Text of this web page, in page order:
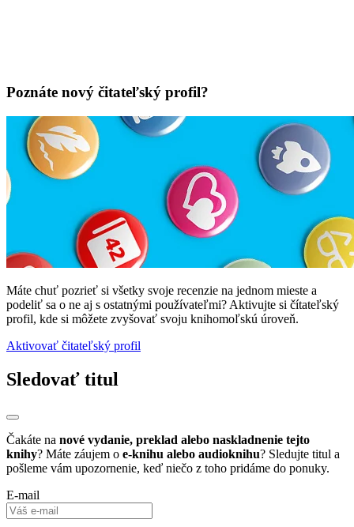
Poznáte nový čitateľský profil?
Máte chuť pozrieť si všetky svoje recenzie na jednom mieste a
podeliť sa o ne aj s ostatnými používateľmi? Aktivujte si čítateľský
profil, kde si môžete zvyšovať svoju knihomoľskú úroveň.
Aktivovať čitateľský profil
Sledovať titul
Čakáte na nové vydanie, preklad alebo naskladnenie tejto
knihy? Máte záujem o e-knihu alebo audioknihu? Sledujte titul a
pošleme vám upozornenie, keď niečo z toho pridáme do ponuky.
E-mail